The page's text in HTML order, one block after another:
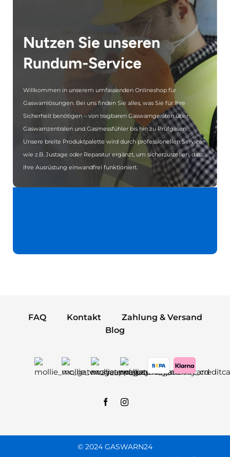
Nutzen Sie unseren
Rundum-Service
Willkommen in unserem umfassenden Onlineshop für
Gaswarnlösungen. Bei uns finden Sie alles, was Sie für Ihre
Sicherheit benötigen – von tragbaren Gaswarngeräten über
Gaswarnzentralen und Gasmessfühler bis hin zu Prüfgasen.
Unsere breite Produktpalette wird durch professionellen Service
wie z.B. Justage oder Reparatur ergänzt, um sicherzustellen, dass
Ihre Ausrüstung einwandfrei funktioniert.
FAQ Kontakt
Zahlung & Versand
Blog
© 2024 GASWARN24